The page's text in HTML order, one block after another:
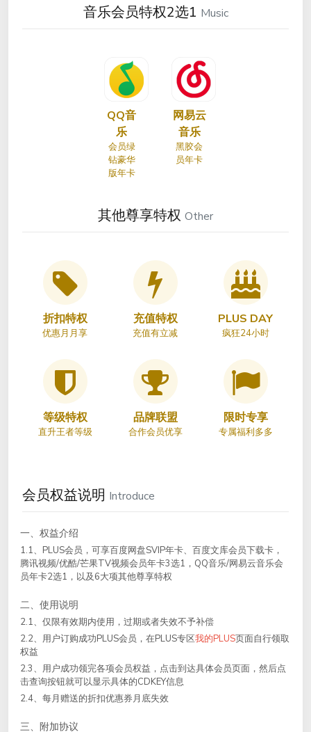
音乐会员特权2选1 Music
QQ音
乐
会员绿
钻豪华
版年卡
网易云
音乐
黑胶会
员年卡
其他尊享特权 Other
折扣特权
优惠月月享
等级特权
直升王者等级
充值特权
充值有立减
品牌联盟
合作会员优享
PLUS DAY
疯狂24小时
限时专享
专属福利多多
会员权益说明 Introduce
一、权益介绍
1.1、PLUS会员，可享百度网盘SVIP年卡、百度文库会员下载卡，
腾讯视频/优酷/芒果TV视频会员年卡3选1，QQ音乐/网易云音乐会
员年卡2选1，以及6大项其他尊享特权
二、使用说明
2.1、仅限有效期内使用，过期或者失效不予补偿
2.2、用户订购成功PLUS会员，在PLUS专区我的PLUS页面自行领取
权益
2.3、用户成功领完各项会员权益，点击到达具体会员页面，然后点
击查询按钮就可以显示具体的CDKEY信息
2.4、每月赠送的折扣优惠券月底失效
三、附加协议